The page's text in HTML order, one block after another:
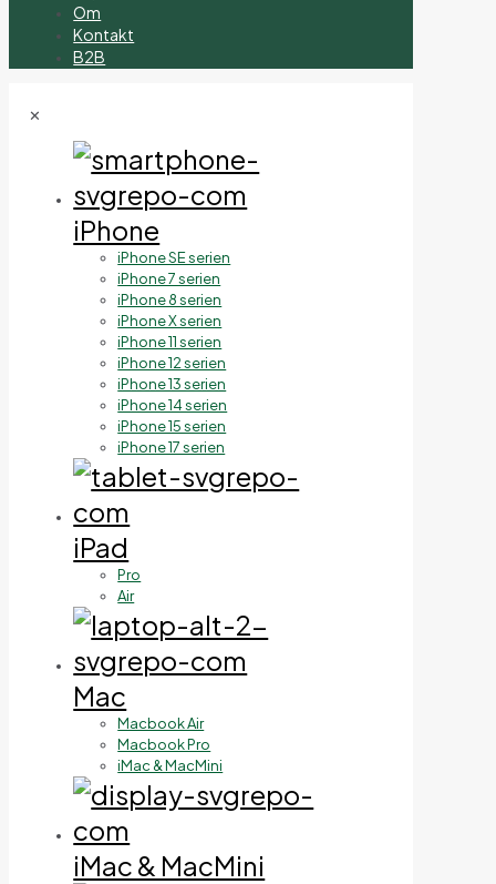
Om
Kontakt
B2B
✕
iPhone
iPhone SE serien
iPhone 7 serien
iPhone 8 serien
iPhone X serien
iPhone 11 serien
iPhone 12 serien
iPhone 13 serien
iPhone 14 serien
iPhone 15 serien
iPhone 17 serien
iPad
Pro
Air
Mac
Macbook Air
Macbook Pro
iMac & MacMini
iMac & MacMini